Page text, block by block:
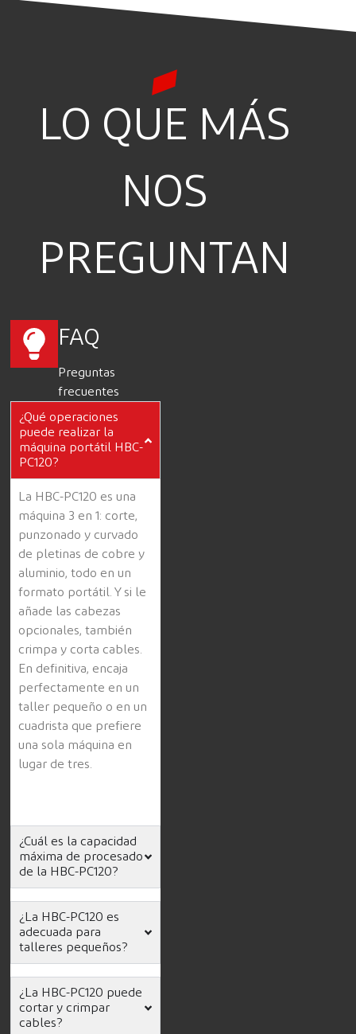
LO QUE MÁS
NOS
PREGUNTAN
FAQ
Preguntas
frecuentes
¿Qué operaciones
puede realizar la
máquina portátil HBC-
PC120?
La HBC-PC120 es una
máquina 3 en 1: corte,
punzonado y curvado
de pletinas de cobre y
aluminio, todo en un
formato portátil. Y si le
añade las cabezas
opcionales, también
crimpa y corta cables.
En definitiva, encaja
perfectamente en un
taller pequeño o en un
cuadrista que prefiere
una sola máquina en
lugar de tres.
¿Cuál es la capacidad
máxima de procesado
de la HBC-PC120?
¿La HBC-PC120 es
adecuada para
talleres pequeños?
¿La HBC-PC120 puede
cortar y crimpar
cables?